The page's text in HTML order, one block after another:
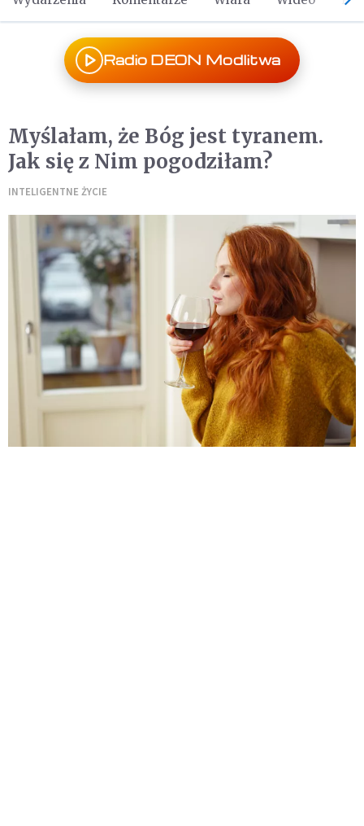
Radio DEON Modlitwa
Myślałam, że Bóg jest tyranem.
Jak się z Nim pogodziłam?
INTELIGENTNE ŻYCIE